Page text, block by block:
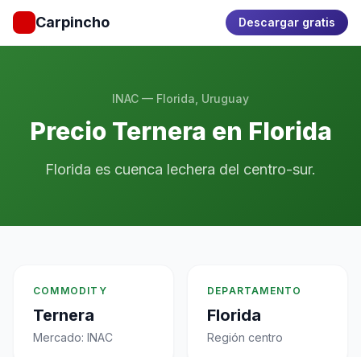
Carpincho Descargar gratis
INAC — Florida, Uruguay
Precio Ternera en Florida
Florida es cuenca lechera del centro-sur.
COMMODITY
Ternera
Mercado: INAC
DEPARTAMENTO
Florida
Región centro